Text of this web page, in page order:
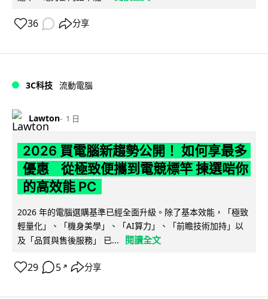
36 分享
3C科技 流動電腦
Lawton 1 日
2026 買電腦新趨勢公開！ 如何享最多
優惠 從極致便攜到電競標竿 揀選啱你
的高效能 PC
2026 年的電腦選購基準已經全面升級。除了基本效能，「極致
輕量化」、「機身美學」、「AI算力」、「前瞻技術加持」以
及「品質與售後服務」 已...
閱讀全文
29 5 ↗ 分享